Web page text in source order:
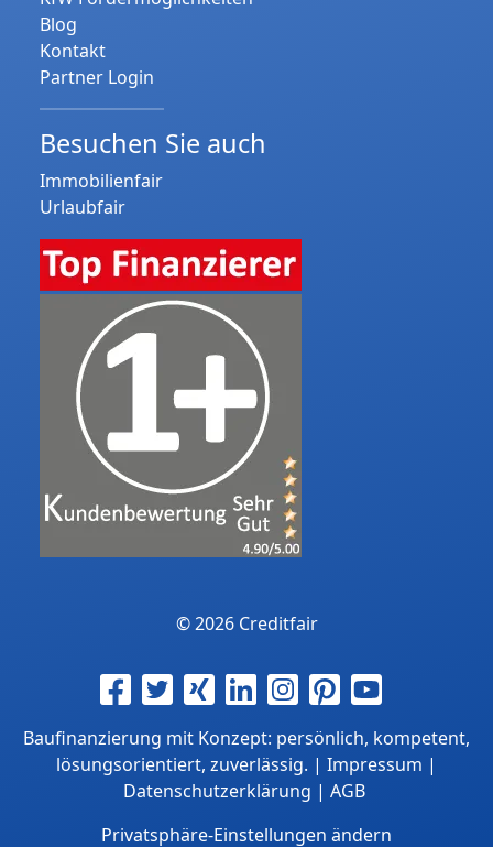
Blog
Kontakt
Partner Login
Besuchen Sie auch
Immobilienfair
Urlaubfair
© 2026 Creditfair
Baufinanzierung mit Konzept: persönlich, kompetent,
lösungsorientiert, zuverlässig. | Impressum |
Datenschutzerklärung | AGB
Privatsphäre-Einstellungen ändern